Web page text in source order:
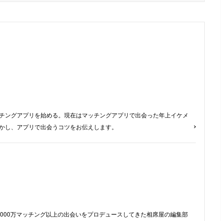
グアプリを始める。現在はマッチングアプリで出会った年上イケメ
、アプリで出会うコツをお伝えします。
万マッチング以上の出会いをプロデュースしてきた相席屋の編集部